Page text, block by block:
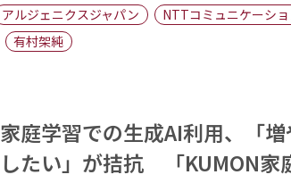
地域
キーパーソン
棋王
アルジェニクスジャパン
NTTコミュニケーシ
有村架純
家庭学習での生成AI利用、「
したい」が拮抗 「KUMON家